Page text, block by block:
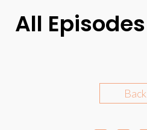
All Episodes
Back